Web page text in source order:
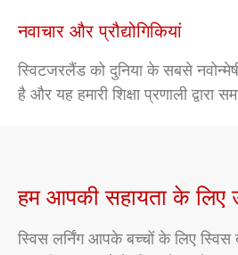
नवाचार और प्रौद्योगिकियां
स्विटजरलैंड को दुनिया के सबसे
है और यह हमारी शिक्षा प्रणाली द्वारा
हम आपकी सहायता के लिए
स्विस लर्निंग आपके बच्चों के लिए स्विस